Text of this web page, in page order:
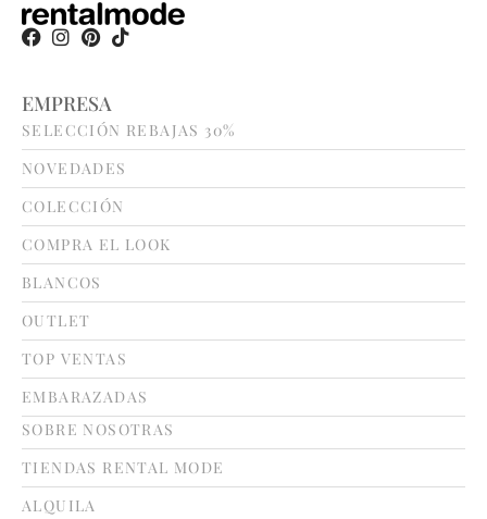
EMPRESA
SELECCIÓN REBAJAS 30%
NOVEDADES
COLECCIÓN
COMPRA EL LOOK
BLANCOS
OUTLET
TOP VENTAS
EMBARAZADAS
SOBRE NOSOTRAS
TIENDAS RENTAL MODE
ALQUILA